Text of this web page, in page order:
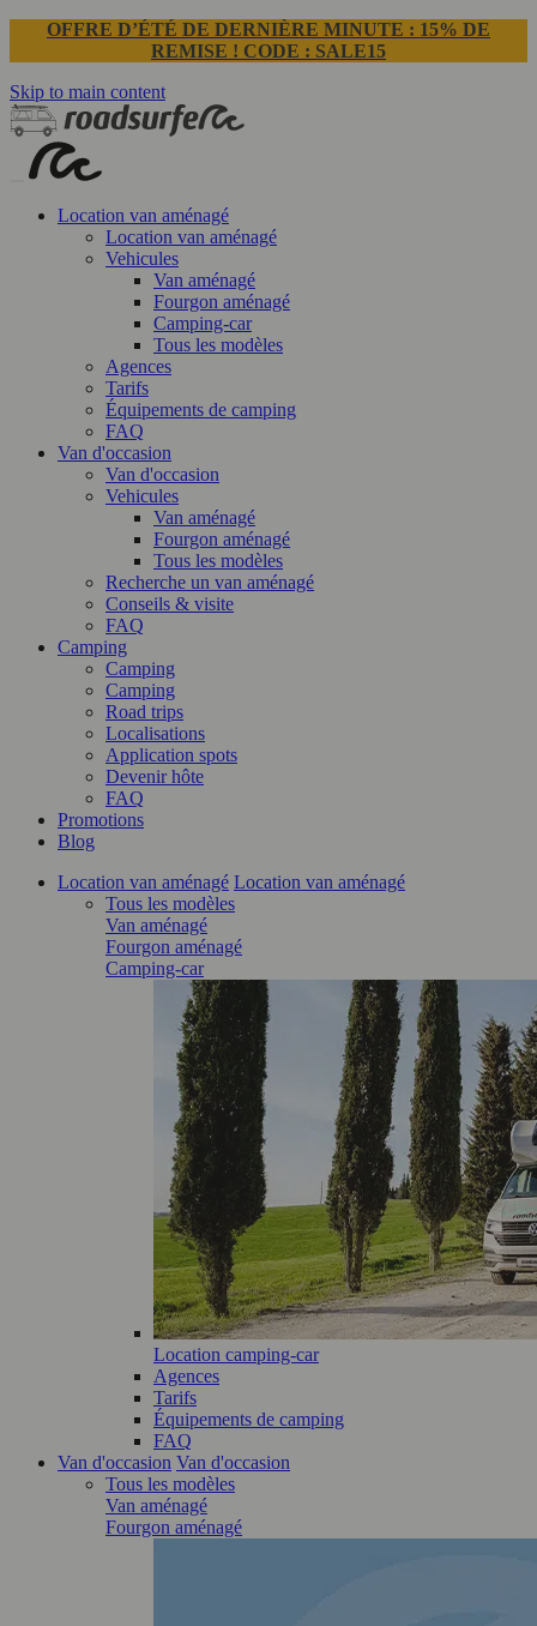
OFFRE D’ÉTÉ DE DERNIÈRE MINUTE : 15% DE
REMISE ! CODE : SALE15
Skip to main content
Location van aménagé
Location van aménagé
Vehicules
Van aménagé
Fourgon aménagé
Camping-car
Tous les modèles
Agences
Tarifs
Équipements de camping
FAQ
Van d'occasion
Van d'occasion
Vehicules
Van aménagé
Fourgon aménagé
Tous les modèles
Recherche un van aménagé
Conseils & visite
FAQ
Camping
Camping
Camping
Road trips
Localisations
Application spots
Devenir hôte
FAQ
Promotions
Blog
Location van aménagé Location van aménagé
Tous les modèles
Van aménagé
Fourgon aménagé
Camping-car
Location camping-car
Agences
Tarifs
Équipements de camping
FAQ
Van d'occasion Van d'occasion
Tous les modèles
Van aménagé
Fourgon aménagé